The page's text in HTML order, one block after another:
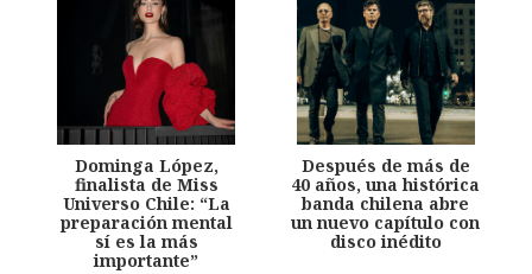
Dominga López,
finalista de Miss
Universo Chile: “La
preparación mental
sí es la más
importante”
Después de más de
40 años, una histórica
banda chilena abre
un nuevo capítulo con
disco inédito